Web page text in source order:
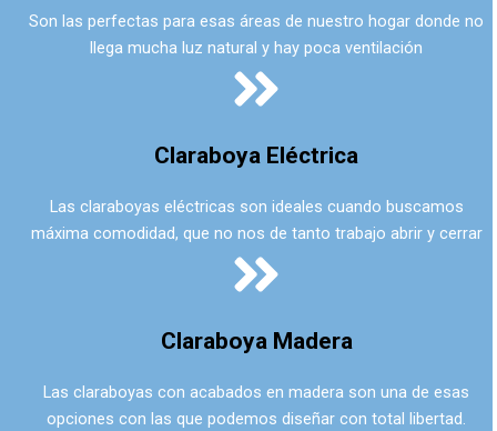
Son las perfectas para esas áreas de nuestro hogar donde no
llega mucha luz natural y hay poca ventilación
Claraboya Eléctrica
Las claraboyas eléctricas son ideales cuando buscamos
máxima comodidad, que no nos de tanto trabajo abrir y cerrar
Claraboya Madera
Las claraboyas con acabados en madera son una de esas
opciones con las que podemos diseñar con total libertad.